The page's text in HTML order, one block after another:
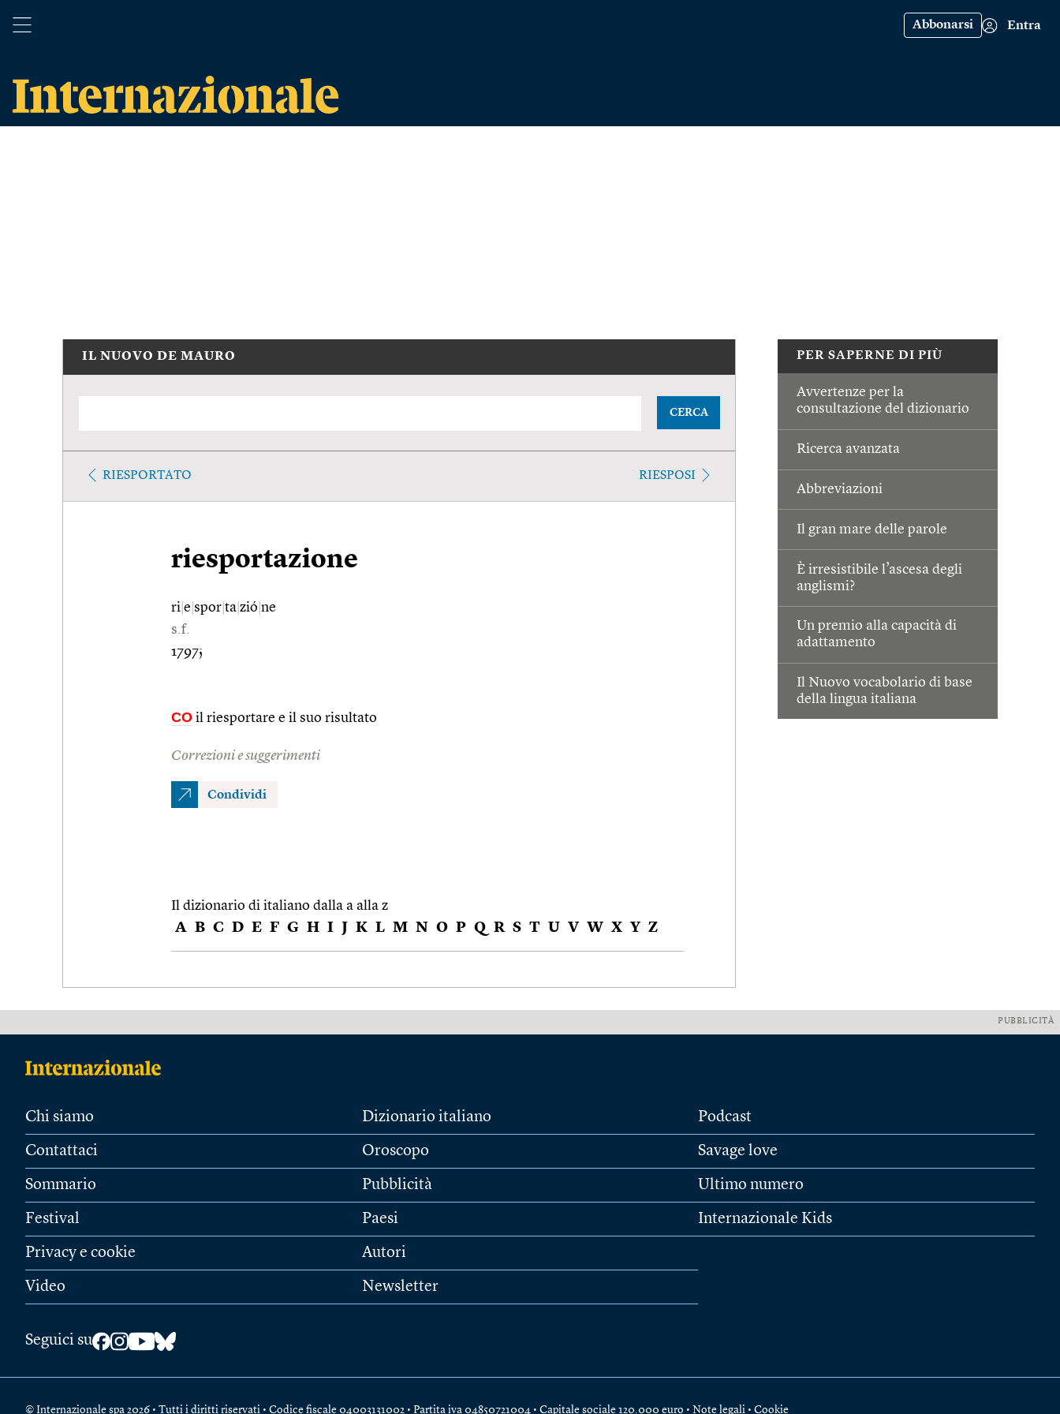
Abbonarsi Entra
PER SAPERNE DI PIÙ
Avvertenze per la
consultazione del dizionario
Ricerca avanzata
Abbreviazioni
Il gran mare delle parole
È irresistibile l’ascesa degli
anglismi?
Un premio alla capacità di
adattamento
Il Nuovo vocabolario di base
della lingua italiana
IL NUOVO DE MAURO
CERCA
RIESPORTATO RIESPOSI
riesportazione
ri e spor ta zió ne
s.f.
1797;
CO il riesportare e il suo risultato
Correzioni e suggerimenti
Condividi
Il dizionario di italiano dalla a alla z
A B C D E F G H I J K L M N O P Q R S T U V W X Y Z
PUBBLICITÀ
Chi siamo
Contattaci
Sommario
Festival
Privacy e cookie
Video
Dizionario italiano
Oroscopo
Pubblicità
Paesi
Autori
Newsletter
Podcast
Savage love
Ultimo numero
Internazionale Kids
Seguici su
© Internazionale spa 2026 • Tutti i diritti riservati • Codice fiscale 04003131002 • Partita iva 04850721004 • Capitale sociale 120.000 euro • Note legali • Cookie